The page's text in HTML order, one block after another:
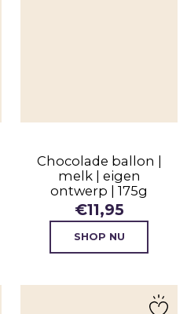
Chocolade ballon |
melk | eigen
ontwerp | 175g
€11,95
SHOP NU